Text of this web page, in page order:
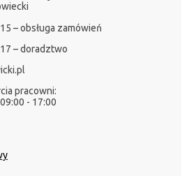
– obsługa zamówień
– doradztwo
pracowni:
- 17:00